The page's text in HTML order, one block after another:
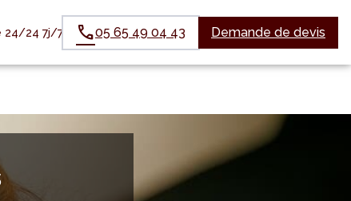
24/24 7j/7 05 65 49 04 43 Demande de devis